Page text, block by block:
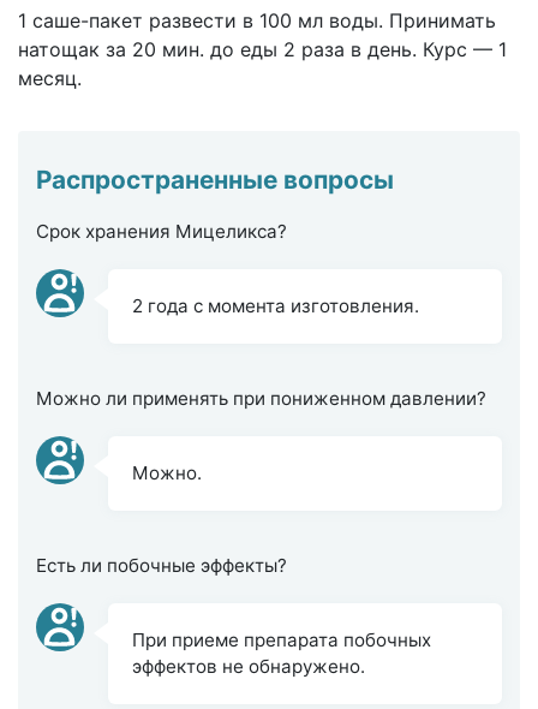
1 саше-пакет развести в 100 мл воды. Принимать
натощак за 20 мин. до еды 2 раза в день. Курс — 1
месяц.
Распространенные вопросы
Срок хранения Мицеликса?
2 года с момента изготовления.
Можно ли применять при пониженном давлении?
Можно.
Есть ли побочные эффекты?
При приеме препарата побочных
эффектов не обнаружено.